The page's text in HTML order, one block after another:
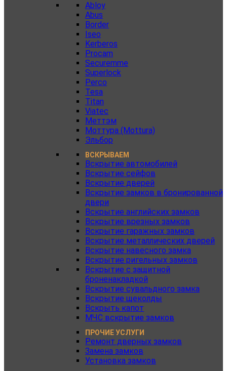
Abloy
Abus
Border
Iseo
Kerberos
Procam
Securemme
Superlock
Perco
Tesa
Titan
Viatec
Меттэм
Моттура (Mottura)
Эльбор
ВСКРЫВАЕМ
Вскрытие автомобилей
Вскрытие сейфов
Вскрытие дверей
Вскрытие замков в бронированной
двери
Вскрытие английских замков
Вскрытие врезных замков
Вскрытие гаражных замков
Вскрытие металлических дверей
Вскрытие навесного замка
Вскрытие ригельных замков
Вскрытие с защитной
броненакладкой
Вскрытие сувальдного замка
Вскрытие щеколды
Вскрыть капот
МЧС вскрытие замков
ПРОЧИЕ УСЛУГИ
Ремонт дверных замков
Замена замков
Установка замков